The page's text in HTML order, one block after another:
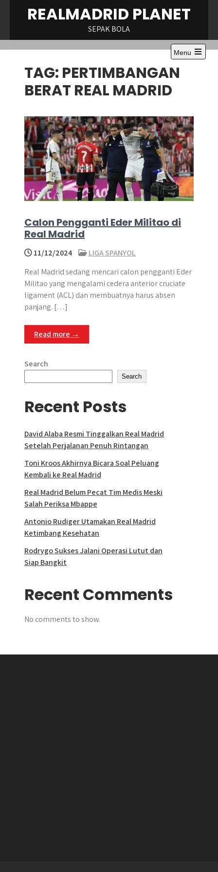
REALMADRID PLANET
SEPAK BOLA
Menu
Open
TAG: PERTIMBANGAN
BERAT REAL MADRID
Calon Pengganti Eder Militao di
Real Madrid
11/12/2024
LIGA SPANYOL
Real Madrid sedang mencari calon pengganti Eder
Militao yang mengalami cedera anterior cruciate
ligament (ACL) dan membuatnya harus absen
panjang. […]
Read more →
Search
Search
Recent Posts
David Alaba Resmi Tinggalkan Real Madrid
Setelah Perjalanan Penuh Rintangan
Toni Kroos Akhirnya Bicara Soal Peluang
Kembali ke Real Madrid
Real Madrid Belum Pecat Tim Medis Meski
Salah Periksa Mbappe
Antonio Rudiger Utamakan Real Madrid
Ketimbang Kesehatan
Rodrygo Sukses Jalani Operasi Lutut dan
Siap Bangkit
Recent Comments
No comments to show.